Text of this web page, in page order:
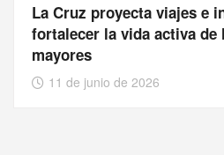
La Cruz proyecta viajes e
fortalecer la vida activa de
mayores
11 de junio de 2026